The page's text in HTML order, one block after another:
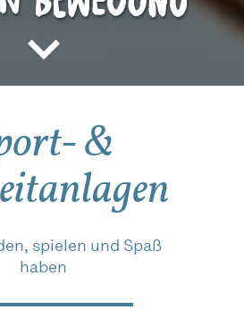
&
spielen und Spaß
haben